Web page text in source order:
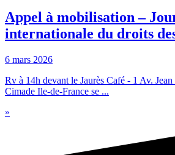
Appel à mobilisation –
internationale du droits
6 mars 2026
Rv à 14h devant le Jaurès Café - 1 Av.
Cimade Ile-de-France se ...
»